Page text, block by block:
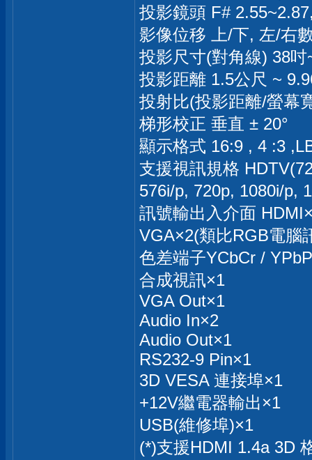
投影鏡頭 F#
影像位移 上/下, 左/右
投影尺寸(對角線) 38吋
投影距離 1.5公尺 ~
投射比(投影距離/螢幕
梯形校正 垂直 ± 20°
顯示格式 16:9 , 4 :3
支援視訊規格
576i/p, 720p, 1080i/p,
訊號輸出入介面
VGA×2(類比RGB電腦
色差端子YCbCr /
合成視訊×1
VGA Out×1
Audio In×2
Audio Out×1
RS232-9 Pin×1
3D VESA 連接埠×1
+12V繼電器輸出×1
USB(維修埠)×1
(*)支援HDMI 1.4a 3D